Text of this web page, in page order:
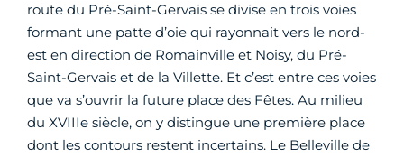
route du Pré-Saint-Gervais se divise en trois voies
formant une patte d’oie qui rayonnait vers le nord-
est en direction de Romainville et Noisy, du Pré-
Saint-Gervais et de la Villette. Et c’est entre ces voies
que va s’ouvrir la future place des Fêtes. Au milieu
du XVIIIe siècle, on y distingue une première place
dont les contours restent incertains. Le Belleville de